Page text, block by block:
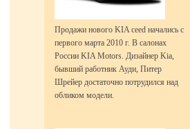
Продажи нового KIA ceed начались с
первого марта 2010 г. В салонах
России KIA Motors. Дизайнер Kia,
бывший работник Ауди, Питер
Шрейер достаточно потрудился над
обликом модели.